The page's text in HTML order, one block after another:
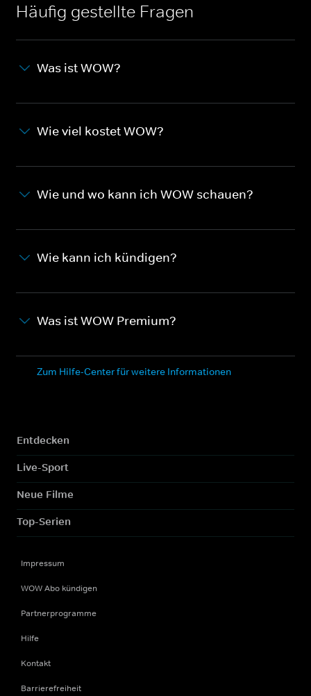
Häufig gestellte Fragen
Was ist WOW?
Wie viel kostet WOW?
Wie und wo kann ich WOW schauen?
Wie kann ich kündigen?
Was ist WOW Premium?
Zum Hilfe-Center für weitere Informationen
Entdecken
Live-Sport
Neue Filme
Top-Serien
Impressum
WOW Abo kündigen
Partnerprogramme
Hilfe
Kontakt
Barrierefreiheit